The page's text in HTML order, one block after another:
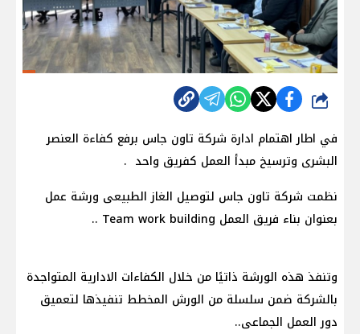
شارك
في اطار اهتمام ادارة شركة تاون جاس برفع كفاءة العنصر
البشرى وترسيخ مبدأ العمل كفريق واحد .
نظمت شركة تاون جاس لتوصيل الغاز الطبيعى ورشة عمل
بعنوان بناء فريق العمل Team work building ..
وتنفذ هذه الورشة ذاتيًا من خلال الكفاءات الادارية المتواجدة
بالشركة ضمن سلسلة من الورش المخطط تنفيذها لتعميق
دور العمل الجماعى..